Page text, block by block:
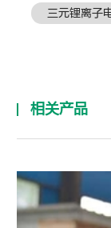
三元锂离子
相关产品